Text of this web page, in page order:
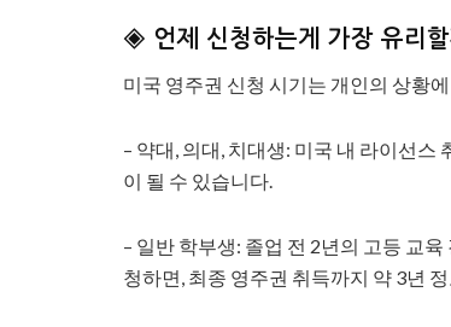
◈ 언제 신청하는게 가장 유리
미국 영주권 신청 시기는 개인의 상황
– 약대, 의대, 치대생: 미국 내 라이선
이 될 수 있습니다.
– 일반 학부생: 졸업 전 2년의 고등 교
청하면, 최종 영주권 취득까지 약 3년